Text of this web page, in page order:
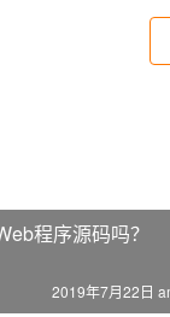
程序源码吗？
2019年7月22日